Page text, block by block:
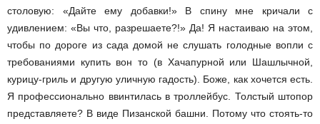
столовую: «Дайте ему добавки!» В спину мне кричали с
удивлением: «Вы что, разрешаете?!» Да! Я настаиваю на этом,
чтобы по дороге из сада домой не слушать голодные вопли с
требованиями купить вон то (в Хачапурной или Шашлычной,
курицу-гриль и другую уличную гадость). Боже, как хочется есть.
Я профессионально ввинтилась в троллейбус. Толстый штопор
представляете? В виде Пизанской башни. Потому что стоять-то